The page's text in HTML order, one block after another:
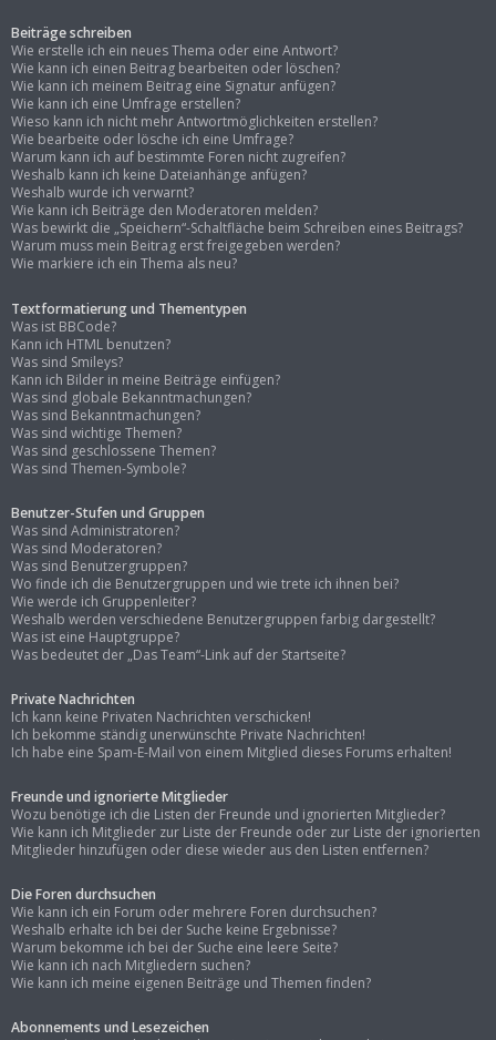
Beiträge schreiben
Wie erstelle ich ein neues Thema oder eine Antwort?
Wie kann ich einen Beitrag bearbeiten oder löschen?
Wie kann ich meinem Beitrag eine Signatur anfügen?
Wie kann ich eine Umfrage erstellen?
Wieso kann ich nicht mehr Antwortmöglichkeiten erstellen?
Wie bearbeite oder lösche ich eine Umfrage?
Warum kann ich auf bestimmte Foren nicht zugreifen?
Weshalb kann ich keine Dateianhänge anfügen?
Weshalb wurde ich verwarnt?
Wie kann ich Beiträge den Moderatoren melden?
Was bewirkt die „Speichern“-Schaltfläche beim Schreiben eines Beitrags?
Warum muss mein Beitrag erst freigegeben werden?
Wie markiere ich ein Thema als neu?
Textformatierung und Thementypen
Was ist BBCode?
Kann ich HTML benutzen?
Was sind Smileys?
Kann ich Bilder in meine Beiträge einfügen?
Was sind globale Bekanntmachungen?
Was sind Bekanntmachungen?
Was sind wichtige Themen?
Was sind geschlossene Themen?
Was sind Themen-Symbole?
Benutzer-Stufen und Gruppen
Was sind Administratoren?
Was sind Moderatoren?
Was sind Benutzergruppen?
Wo finde ich die Benutzergruppen und wie trete ich ihnen bei?
Wie werde ich Gruppenleiter?
Weshalb werden verschiedene Benutzergruppen farbig dargestellt?
Was ist eine Hauptgruppe?
Was bedeutet der „Das Team“-Link auf der Startseite?
Private Nachrichten
Ich kann keine Privaten Nachrichten verschicken!
Ich bekomme ständig unerwünschte Private Nachrichten!
Ich habe eine Spam-E-Mail von einem Mitglied dieses Forums erhalten!
Freunde und ignorierte Mitglieder
Wozu benötige ich die Listen der Freunde und ignorierten Mitglieder?
Wie kann ich Mitglieder zur Liste der Freunde oder zur Liste der ignorierten
Mitglieder hinzufügen oder diese wieder aus den Listen entfernen?
Die Foren durchsuchen
Wie kann ich ein Forum oder mehrere Foren durchsuchen?
Weshalb erhalte ich bei der Suche keine Ergebnisse?
Warum bekomme ich bei der Suche eine leere Seite?
Wie kann ich nach Mitgliedern suchen?
Wie kann ich meine eigenen Beiträge und Themen finden?
Abonnements und Lesezeichen